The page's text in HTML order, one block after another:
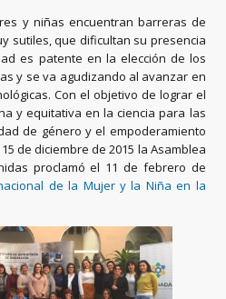
y niñas encuentran barreras de
sutiles, que dificultan su presencia
es patente en la elección de los
y se va agudizando al avanzar en
Con el objetivo de lograr el
y equitativa en la ciencia para las
de género y el empoderamiento
de diciembre de 2015 la Asamblea
proclamó el 11 de febrero de
de la Mujer y la Niña en la